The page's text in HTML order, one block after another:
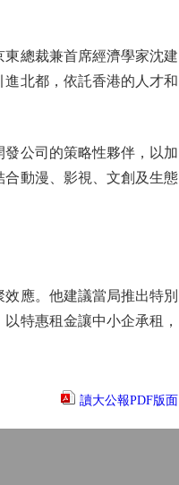
總裁兼首席經濟學家沈建
北都，依託香港的人才和
公司的策略性夥伴，以加
動漫、影視、文創及生態
應。他建議當局推出特別
特惠租金讓中小企承租，
讀大公報PDF版面